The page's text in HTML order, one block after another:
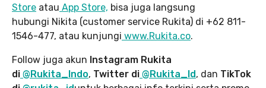
Store atau App Store, bisa juga langsung
hubungi Nikita (customer service Rukita) di +62 811-
1546-477, atau kunjungi www.Rukita.co.
Follow juga akun Instagram Rukita
di @Rukita_Indo, Twitter di @Rukita_Id , dan TikTok